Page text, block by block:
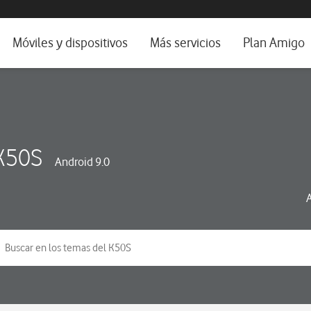
e idioma
Móviles y dispositivos Más servicios Plan Amigo
Android 9.0